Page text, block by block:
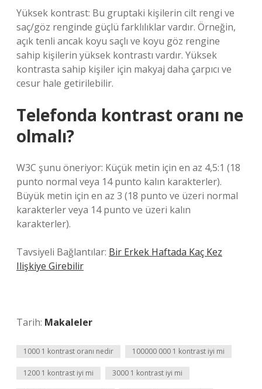
Yüksek kontrast: Bu gruptaki kişilerin cilt rengi ve
saç/göz renginde güçlü farklılıklar vardır. Örneğin,
açık tenli ancak koyu saçlı ve koyu göz rengine
sahip kişilerin yüksek kontrastı vardır. Yüksek
kontrasta sahip kişiler için makyaj daha çarpıcı ve
cesur hale getirilebilir.
Telefonda kontrast oranı ne
olmalı?
W3C şunu öneriyor: Küçük metin için en az 4,5:1 (18
punto normal veya 14 punto kalın karakterler).
Büyük metin için en az 3 (18 punto ve üzeri normal
karakterler veya 14 punto ve üzeri kalın
karakterler).
Tavsiyeli Bağlantılar: Bir Erkek Haftada Kaç Kez
Ilişkiye Girebilir
Tarih: Makaleler
1000 1 kontrast oranı nedir 100000 000 1 kontrast iyi mi
1200 1 kontrast iyi mi 3000 1 kontrast iyi mi